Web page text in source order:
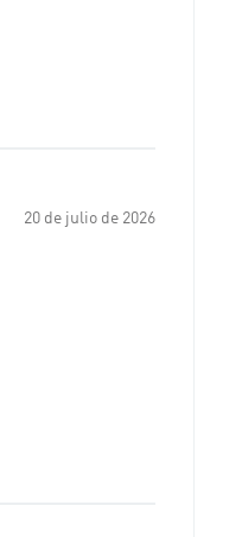
20 de julio de 2026